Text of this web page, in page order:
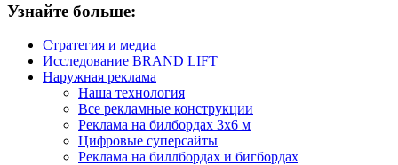
Узнайте больше:
Стратегия и медиа
Исследование BRAND LIFT
Наружная реклама
Наша технология
Все рекламные конструкции
Реклама на билбордах 3х6 м
Цифровые суперсайты
Реклама на биллбордах и бигбордах